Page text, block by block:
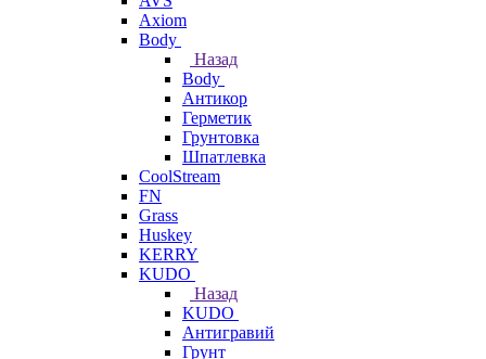
Axiom
Body
Назад
Body
Антикор
Герметик
Грунтовка
Шпатлевка
CoolStream
FN
Grass
Huskey
KERRY
KUDO
Назад
KUDO
Антигравий
Грунт